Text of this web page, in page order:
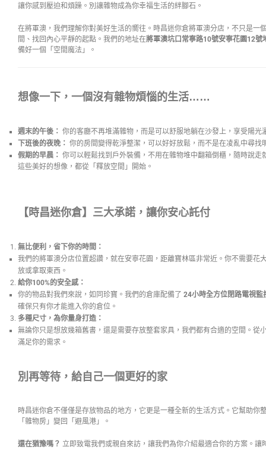
讓你感到壓迫和煩躁。別讓雜物成為你幸福生活的絆腳石。
在將軍澳，我們理解你對美好生活的嚮往。時昌迷你倉將軍澳分店，不只是一
間、找回內心平靜的起點。我們的地址在將軍澳坑口常寧路10號安寧花園12號
備好一個「空間魔法」。
想像一下，一個沒有雜物煩惱的生活……
週末的午後： 你的客廳不再堆滿雜物，而是可以舒服地躺在沙發上，享受陽光
下班後的夜晚： 你的房間變得乾淨整潔，可以好好放鬆，而不是在凌亂中尋找
假期的早晨： 你可以輕鬆找到戶外裝備，不用在雜物堆中翻箱倒櫃，隨時說走
這些美好的想像，都從「釋放空間」開始。
【時昌迷你倉】三大承諾，讓你安心託付
無比便利，省下你的時間：
我們的將軍澳分店位置超讚，就在安寧花園，距離寶林區非常近。你不需要花
放或拿取東西。
給你100%的安全感：
你的物品對我們來說，如同珍寶。我們的倉庫配備了 24小時全方位閉路電視監
確保只有你才能進入你的倉位。
多種尺寸，為你量身打造：
無論你只是想放幾箱舊書，還是需要存放整套家具，我們都有合適的空間。從
滿足你的需求。
別再等待，給自己一個更好的家
時昌迷你倉不僅僅是存放物品的地方，它更是一種全新的生活方式。它幫助你
「雜物房」變回「避風港」。
還在猶豫嗎？ 立即致電我們或親自來訪，讓我們為你介紹最適合你的方案。讓